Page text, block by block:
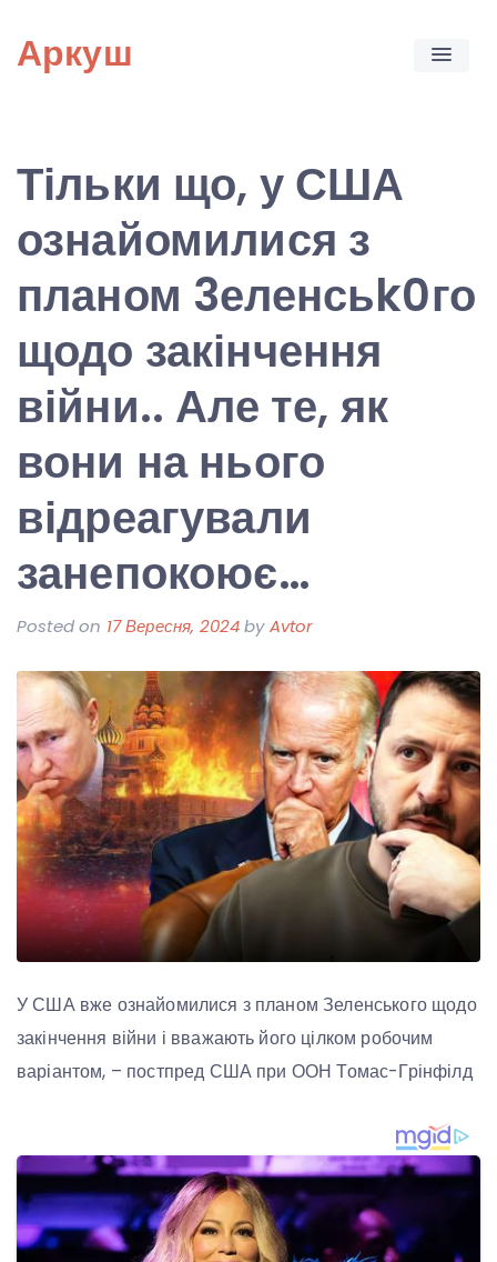
content
Аркуш
Тільки що, у США
ознайомилися з
планом 3еленсьk0го
щодо закінчення
війни.. Але те, як
вони на нього
відреагували
занепокоює…
Posted on 17 Вересня, 2024byAvtor
У США вже ознайомилися з планом Зеленського щодо
закінчення війни і вважають його цілком робочим
варіантом, – постпред США при ООН Томас-Грінфілд